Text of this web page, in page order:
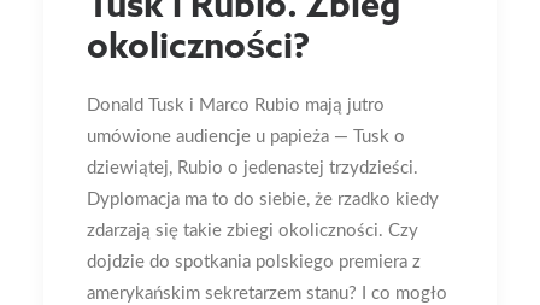
okoliczności?
Donald Tusk i Marco Rubio mają jutro
umówione audiencje u papieża — Tusk o
dziewiątej, Rubio o jedenastej trzydzieści.
Dyplomacja ma to do siebie, że rzadko kiedy
zdarzają się takie zbiegi okoliczności. Czy
dojdzie do spotkania polskiego premiera z
amerykańskim sekretarzem stanu? I co mogło